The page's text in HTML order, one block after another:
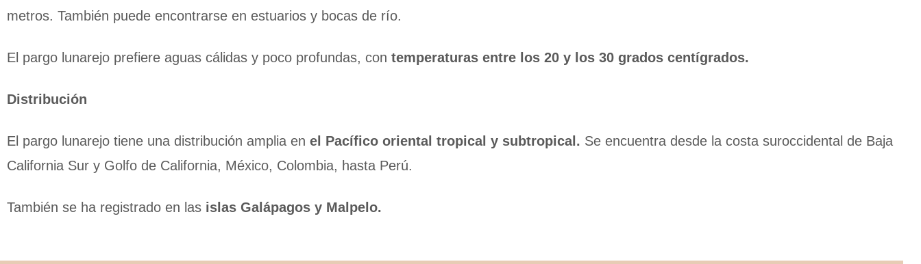
metros. También puede encontrarse en estuarios y bocas de río.
El pargo lunarejo prefiere aguas cálidas y poco profundas, con temperaturas entre los 20 y los 30 grados centígrados.
Distribución
El pargo lunarejo tiene una distribución amplia en el Pacífico oriental tropical y subtropical. Se encuentra desde la costa suroccidental de Baja
California Sur y Golfo de California, México, Colombia, hasta Perú.
También se ha registrado en las islas Galápagos y Malpelo.